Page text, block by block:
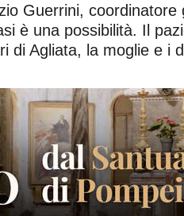
Guerrini,
è una possibilità. Il
di Agliata, la moglie e i